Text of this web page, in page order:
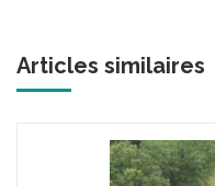
Articles similaires